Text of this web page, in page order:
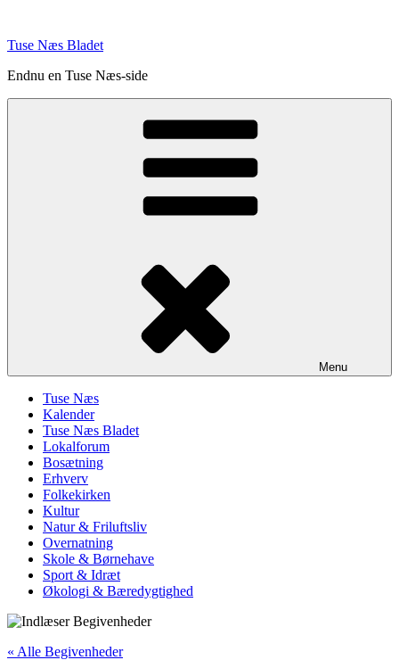
indhold
Tuse Næs Bladet
Endnu en Tuse Næs-side
Menu
Tuse Næs
Kalender
Tuse Næs Bladet
Lokalforum
Bosætning
Erhverv
Folkekirken
Kultur
Natur & Friluftsliv
Overnatning
Skole & Børnehave
Sport & Idræt
Økologi & Bæredygtighed
« Alle Begivenheder